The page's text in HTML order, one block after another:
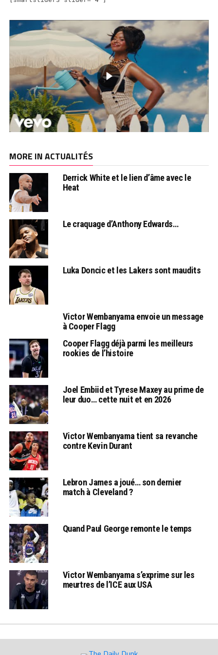
MORE IN ACTUALITÉS
Derrick White et le lien d’âme avec le
Heat
Le craquage d’Anthony Edwards…
Luka Doncic et les Lakers sont maudits
Victor Wembanyama envoie un message
à Cooper Flagg
Cooper Flagg déjà parmi les meilleurs
rookies de l’histoire
Joel Embiid et Tyrese Maxey au prime de
leur duo… cette nuit et en 2026
Victor Wembanyama tient sa revanche
contre Kevin Durant
Lebron James a joué… son dernier
match à Cleveland ?
Quand Paul George remonte le temps
Victor Wembanyama s’exprime sur les
meurtres de l’ICE aux USA